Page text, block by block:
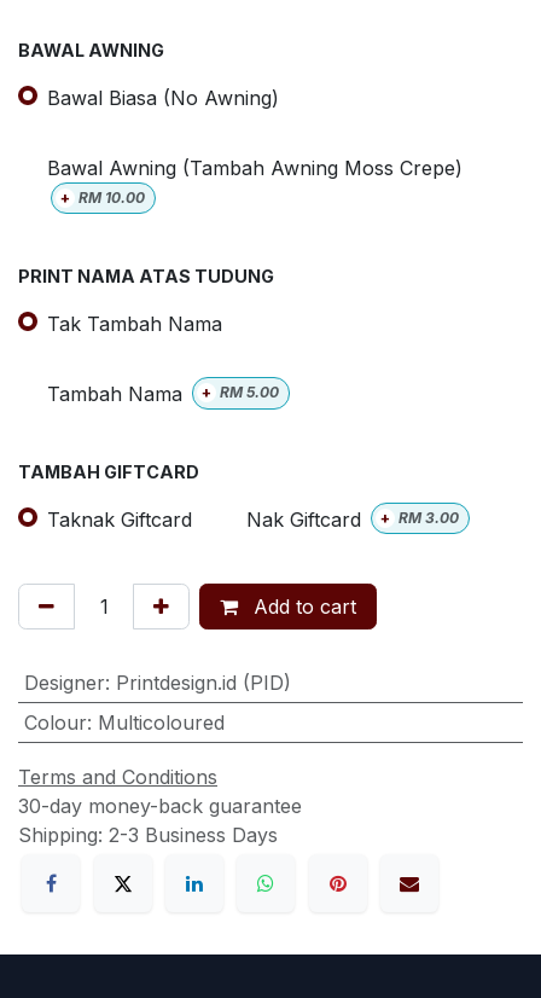
BAWAL AWNING
Bawal Biasa (No Awning)
Bawal Awning (Tambah Awning Moss Crepe)
+ RM 10.00
PRINT NAMA ATAS TUDUNG
Tak Tambah Nama
Tambah Nama + RM5.00
TAMBAH GIFTCARD
Taknak Giftcard Nak Giftcard + RM3.00
Add to cart
Designer: Printdesign.id (PID)
Colour: Multicoloured
Terms and Conditions
30-day money-back guarantee
Shipping: 2-3 Business Days